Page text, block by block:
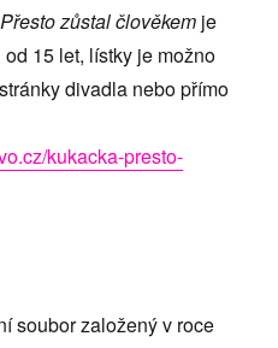
zůstal člověkem je
15 let, lístky je možno
divadla nebo přímo
kukacka-presto-
soubor založený v roce